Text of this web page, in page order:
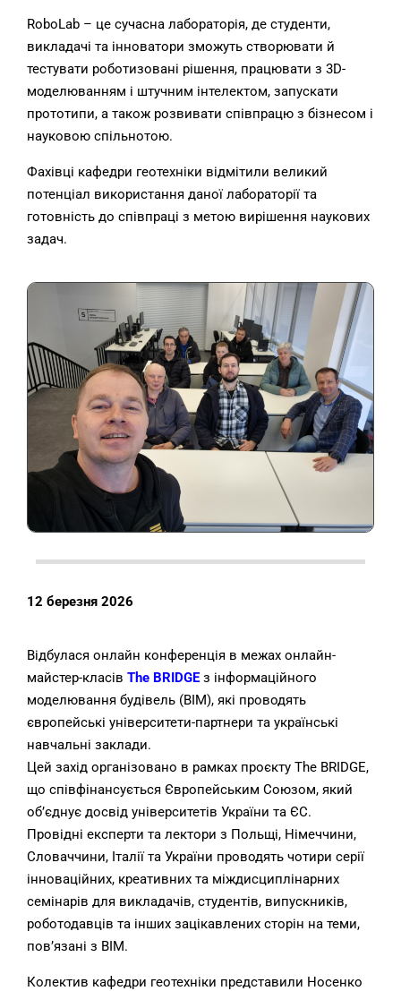
RoboLab – це сучасна лабораторія, де студенти,
викладачі та інноватори зможуть створювати й
тестувати роботизовані рішення, працювати з 3D-
моделюванням і штучним інтелектом, запускати
прототипи, а також розвивати співпрацю з бізнесом і
науковою спільнотою.
Фахівці кафедри геотехніки відмітили великий
потенціал використання даної лабораторії та
готовність до співпраці з метою вирішення наукових
задач.
12 березня 2026
Відбулася онлайн конференція в межах онлайн-
майстер-класів The BRIDGE з інформаційного
моделювання будівель (BIM), які проводять
європейські університети-партнери та українські
навчальні заклади.
Цей захід організовано в рамках проєкту The BRIDGE,
що співфінансується Європейським Союзом, який
об’єднує досвід університетів України та ЄС.
Провідні експерти та лектори з Польщі, Німеччини,
Словаччини, Італії та України проводять чотири серії
інноваційних, креативних та міждисциплінарних
семінарів для викладачів, студентів, випускників,
роботодавців та інших зацікавлених сторін на теми,
пов’язані з BIM.
Колектив кафедри геотехніки представили Носенко